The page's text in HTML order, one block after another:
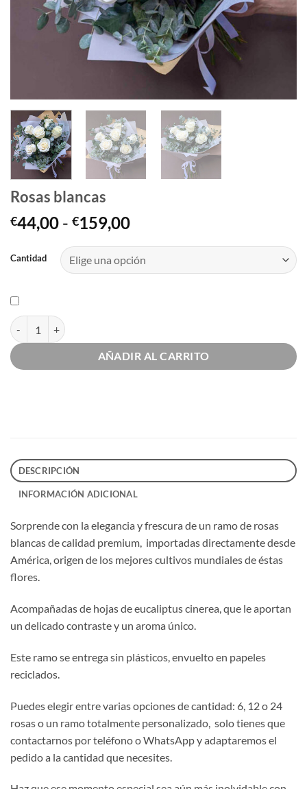
Rosas blancas
€44,00 - €159,00Rango
precios:
desde
Cantidad
Rosas blancas cantidad
AÑADIR AL CARRITO
DESCRIPCIÓN
INFORMACIÓN ADICIONAL
Sorprende con la elegancia y frescura de un ramo de rosas
blancas de calidad premium, importadas directamente desde
América, origen de los mejores cultivos mundiales de éstas
flores.
Acompañadas de hojas de eucaliptus cinerea, que le aportan
un delicado contraste y un aroma único.
Este ramo se entrega sin plásticos, envuelto en papeles
reciclados.
Puedes elegir entre varias opciones de cantidad: 6, 12 o 24
rosas o un ramo totalmente personalizado, solo tienes que
contactarnos por teléfono o WhatsApp y adaptaremos el
pedido a la cantidad que necesites.